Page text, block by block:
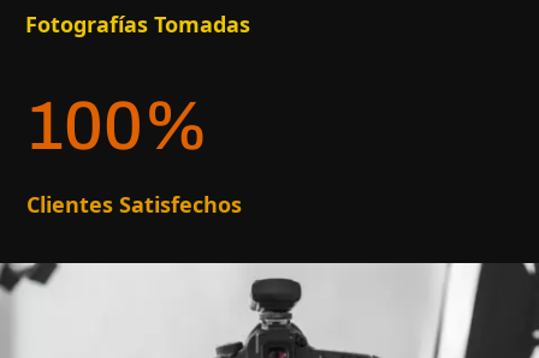
Fotografías Tomadas
100%
Clientes Satisfechos